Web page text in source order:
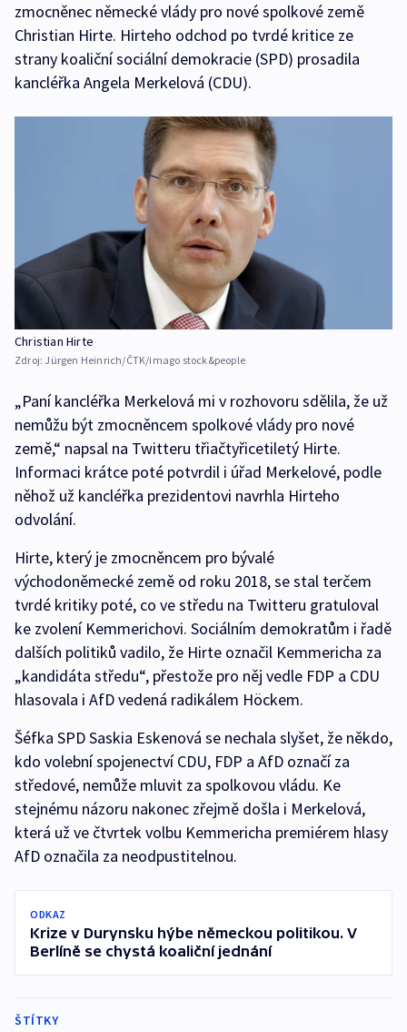
zmocněnec německé vlády pro nové spolkové země
Christian Hirte. Hirteho odchod po tvrdé kritice ze
strany koaliční sociální demokracie (SPD) prosadila
kancléřka Angela Merkelová (CDU).
Christian Hirte
Zdroj: Jürgen Heinrich/ČTK/imago stock&people
„Paní kancléřka Merkelová mi v rozhovoru sdělila, že už
nemůžu být zmocněncem spolkové vlády pro nové
země,“ napsal na Twitteru třiačtyřicetiletý Hirte.
Informaci krátce poté potvrdil i úřad Merkelové, podle
něhož už kancléřka prezidentovi navrhla Hirteho
odvolání.
Hirte, který je zmocněncem pro bývalé
východoněmecké země od roku 2018, se stal terčem
tvrdé kritiky poté, co ve středu na Twitteru gratuloval
ke zvolení Kemmerichovi. Sociálním demokratům i řadě
dalších politiků vadilo, že Hirte označil Kemmericha za
„kandidáta středu“, přestože pro něj vedle FDP a CDU
hlasovala i AfD vedená radikálem Höckem.
Šéfka SPD Saskia Eskenová se nechala slyšet, že někdo,
kdo volební spojenectví CDU, FDP a AfD označí za
středové, nemůže mluvit za spolkovou vládu. Ke
stejnému názoru nakonec zřejmě došla i Merkelová,
která už ve čtvrtek volbu Kemmericha premiérem hlasy
AfD označila za neodpustitelnou.
ODKAZ
Krize v Durynsku hýbe německou politikou. V
Berlíně se chystá koaliční jednání
ŠTÍTKY